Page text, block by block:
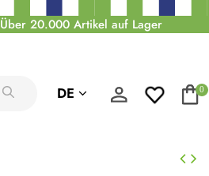
Über 20.000 Artikel auf Lager
DE 0